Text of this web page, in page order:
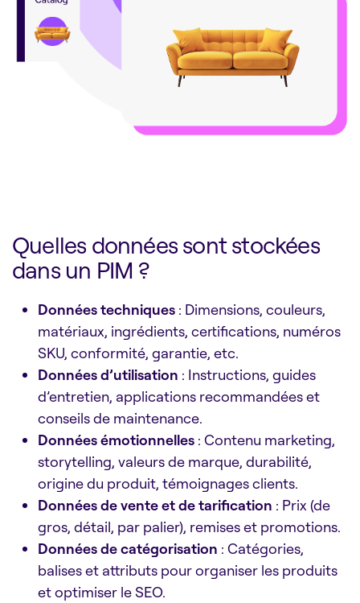
Quelles données sont stockées
dans un PIM ?
Données techniques : Dimensions, couleurs,
matériaux, ingrédients, certifications, numéros
SKU, conformité, garantie, etc.
Données d’utilisation : Instructions, guides
d’entretien, applications recommandées et
conseils de maintenance.
Données émotionnelles : Contenu marketing,
storytelling, valeurs de marque, durabilité,
origine du produit, témoignages clients.
Données de vente et de tarification : Prix (de
gros, détail, par palier), remises et promotions.
Données de catégorisation : Catégories,
balises et attributs pour organiser les produits
et optimiser le SEO.